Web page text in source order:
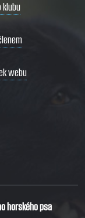
klubu
webu
horského psa